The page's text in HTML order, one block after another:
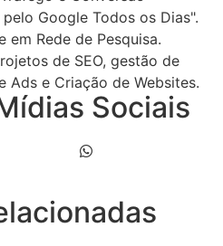
Google Todos os Dias".
Rede de Pesquisa.
de SEO, gestão de
Ads e Criação de Websites.
Sociais